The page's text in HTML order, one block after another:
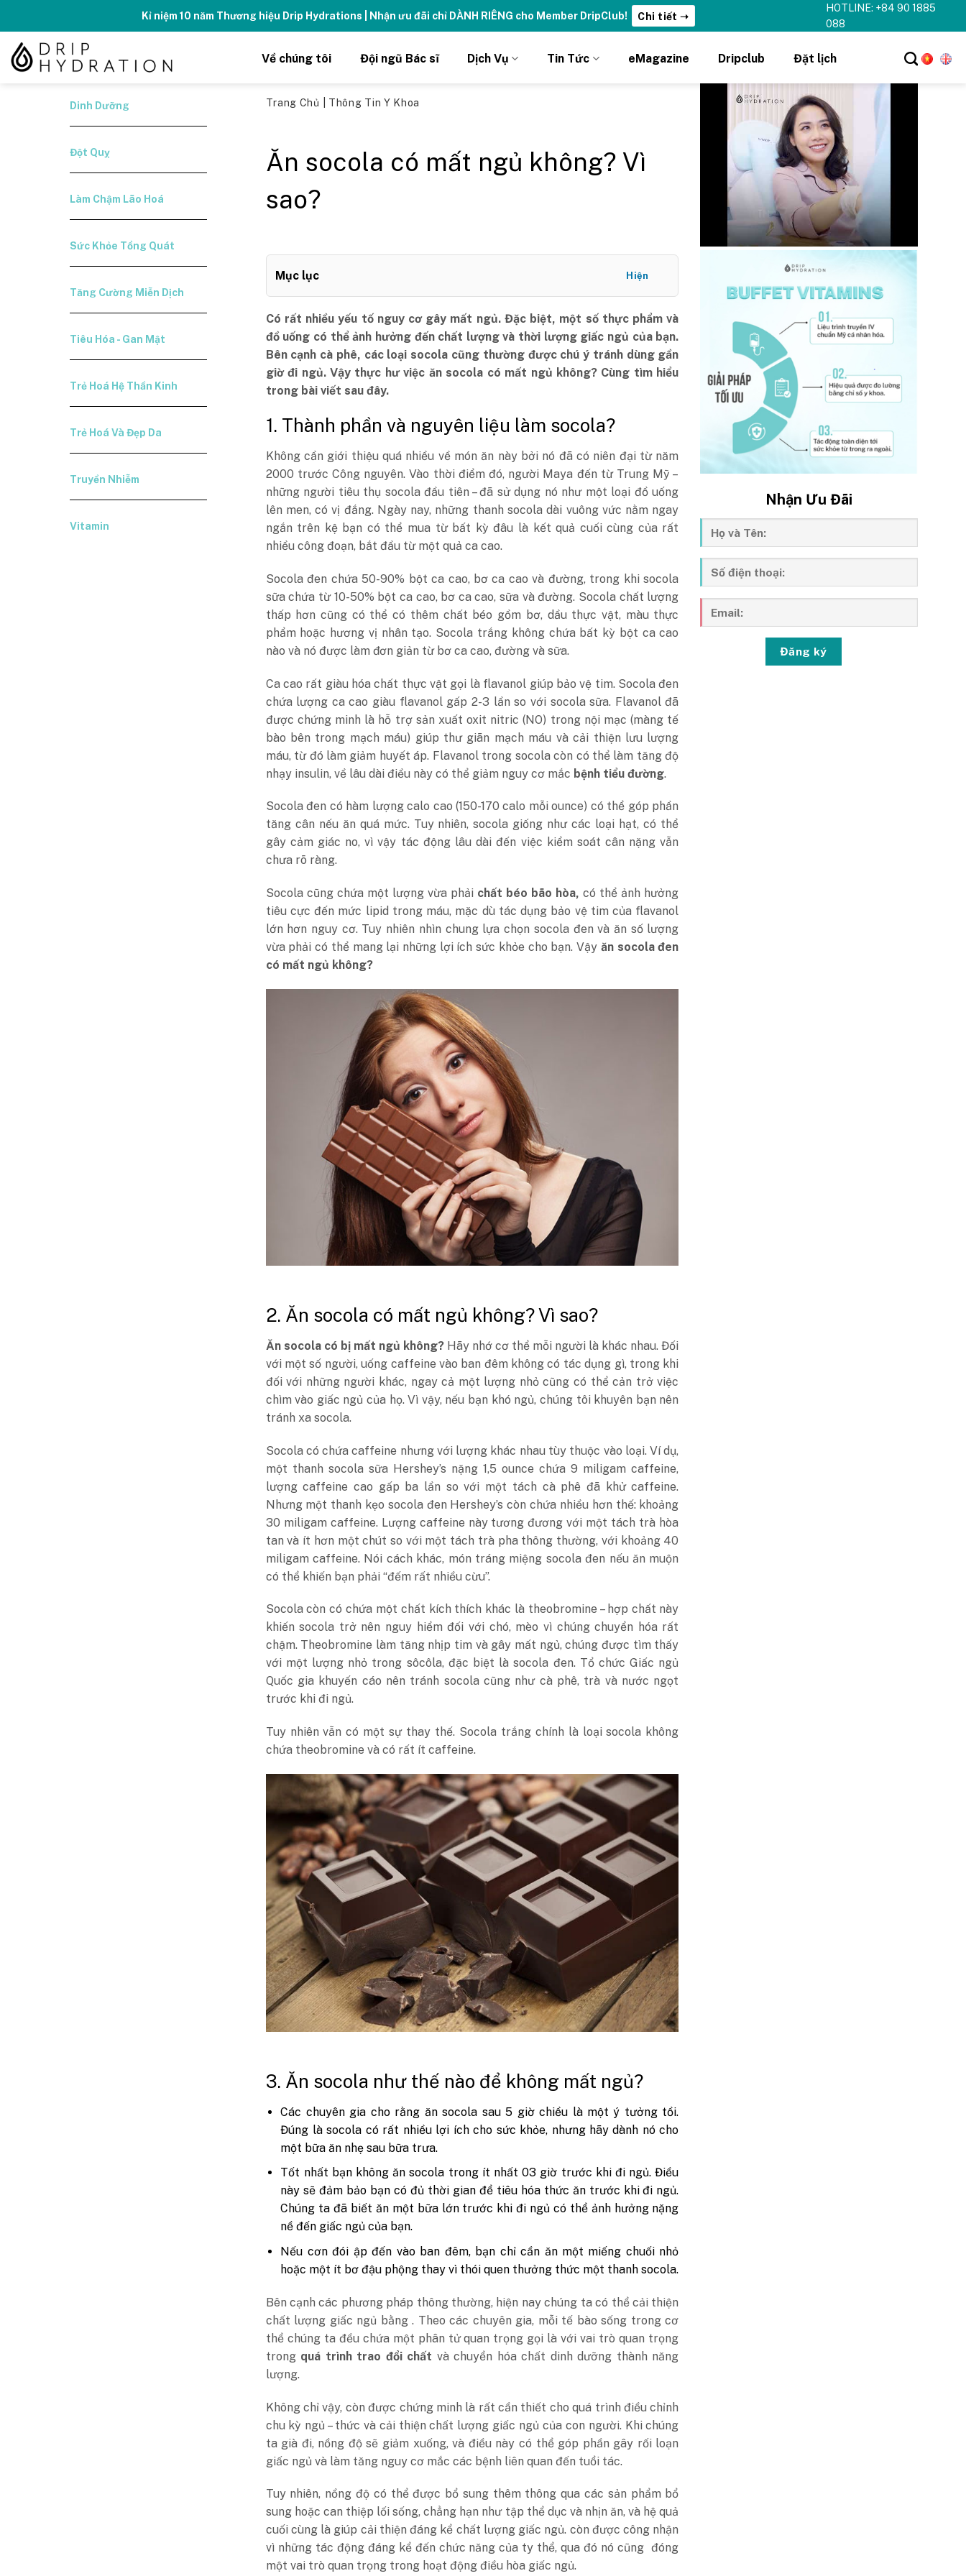
content
Kỉ niệm 10 năm Thương hiệu Drip Hydrations | Nhận ưu đãi chỉ DÀNH RIÊNG cho Member DripClub! Chi tiết ➝
HOTLINE: +84 90 1885
088
Về chúng tôi Đội ngũ Bác sĩ Dịch Vụ Tin Tức eMagazine Dripclub Đặt lịch
Dinh Dưỡng
Đột Quỵ
Làm Chậm Lão Hoá
Sức Khỏe Tổng Quát
Tăng Cường Miễn Dịch
Tiêu Hóa - Gan Mật
Trẻ Hoá Hệ Thần Kinh
Trẻ Hoá Và Đẹp Da
Truyền Nhiễm
Vitamin
Trang Chủ Thông Tin Y Khoa
Ăn socola có mất ngủ không? Vì
sao?
Mục lục Hiện
Có rất nhiều yếu tố nguy cơ gây mất ngủ. Đặc biệt, một số thực phẩm và
đồ uống có thể ảnh hưởng đến chất lượng và thời lượng giấc ngủ của bạn.
Bên cạnh cà phê, các loại socola cũng thường được chú ý tránh dùng gần
giờ đi ngủ. Vậy thực hư việc ăn socola có mất ngủ không? Cùng tìm hiểu
trong bài viết sau đây.
1. Thành phần và nguyên liệu làm socola?
Không cần giới thiệu quá nhiều về món ăn này bởi nó đã có niên đại từ năm
2000 trước Công nguyên. Vào thời điểm đó, người Maya đến từ Trung Mỹ –
những người tiêu thụ socola đầu tiên – đã sử dụng nó như một loại đồ uống
lên men, có vị đắng. Ngày nay, những thanh socola dài vuông vức nằm ngay
ngắn trên kệ bạn có thể mua từ bất kỳ đâu là kết quả cuối cùng của rất
nhiều công đoạn, bắt đầu từ một quả ca cao.
Socola đen chứa 50-90% bột ca cao, bơ ca cao và đường, trong khi socola
sữa chứa từ 10-50% bột ca cao, bơ ca cao, sữa và đường. Socola chất lượng
thấp hơn cũng có thể có thêm chất béo gồm bơ, dầu thực vật, màu thực
phẩm hoặc hương vị nhân tạo. Socola trắng không chứa bất kỳ bột ca cao
nào và nó được làm đơn giản từ bơ ca cao, đường và sữa.
Ca cao rất giàu hóa chất thực vật gọi là flavanol giúp bảo vệ tim. Socola đen
chứa lượng ca cao giàu flavanol gấp 2-3 lần so với socola sữa. Flavanol đã
được chứng minh là hỗ trợ sản xuất oxit nitric (NO) trong nội mạc (màng tế
bào bên trong mạch máu) giúp thư giãn mạch máu và cải thiện lưu lượng
máu, từ đó làm giảm huyết áp. Flavanol trong socola còn có thể làm tăng độ
nhạy insulin, về lâu dài điều này có thể giảm nguy cơ mắc bệnh tiểu đường.
Socola đen có hàm lượng calo cao (150-170 calo mỗi ounce) có thể góp phần
tăng cân nếu ăn quá mức. Tuy nhiên, socola giống như các loại hạt, có thể
gây cảm giác no, vì vậy tác động lâu dài đến việc kiểm soát cân nặng vẫn
chưa rõ ràng.
Socola cũng chứa một lượng vừa phải chất béo bão hòa, có thể ảnh hưởng
tiêu cực đến mức lipid trong máu, mặc dù tác dụng bảo vệ tim của flavanol
lớn hơn nguy cơ. Tuy nhiên nhìn chung lựa chọn socola đen và ăn số lượng
vừa phải có thể mang lại những lợi ích sức khỏe cho bạn. Vậy ăn socola đen
có mất ngủ không?
2. Ăn socola có mất ngủ không? Vì sao?
Ăn socola có bị mất ngủ không? Hãy nhớ cơ thể mỗi người là khác nhau. Đối
với một số người, uống caffeine vào ban đêm không có tác dụng gì, trong khi
đối với những người khác, ngay cả một lượng nhỏ cũng có thể cản trở việc
chìm vào giấc ngủ của họ. Vì vậy, nếu bạn khó ngủ, chúng tôi khuyên bạn nên
tránh xa socola.
Socola có chứa caffeine nhưng với lượng khác nhau tùy thuộc vào loại. Ví dụ,
một thanh socola sữa Hershey’s nặng 1,5 ounce chứa 9 miligam caffeine,
lượng caffeine cao gấp ba lần so với một tách cà phê đã khử caffeine.
Nhưng một thanh kẹo socola đen Hershey’s còn chứa nhiều hơn thế: khoảng
30 miligam caffeine. Lượng caffeine này tương đương với một tách trà hòa
tan và ít hơn một chút so với một tách trà pha thông thường, với khoảng 40
miligam caffeine. Nói cách khác, món tráng miệng socola đen nếu ăn muộn
có thể khiến bạn phải “đếm rất nhiều cừu”.
Socola còn có chứa một chất kích thích khác là theobromine – hợp chất này
khiến socola trở nên nguy hiểm đối với chó, mèo vì chúng chuyển hóa rất
chậm. Theobromine làm tăng nhịp tim và gây mất ngủ, chúng được tìm thấy
với một lượng nhỏ trong sôcôla, đặc biệt là socola đen. Tổ chức Giấc ngủ
Quốc gia khuyến cáo nên tránh socola cũng như cà phê, trà và nước ngọt
trước khi đi ngủ.
Tuy nhiên vẫn có một sự thay thế. Socola trắng chính là loại socola không
chứa theobromine và có rất ít caffeine.
3. Ăn socola như thế nào để không mất ngủ?
Các chuyên gia cho rằng ăn socola sau 5 giờ chiều là một ý tưởng tồi.
Đúng là socola có rất nhiều lợi ích cho sức khỏe, nhưng hãy dành nó cho
một bữa ăn nhẹ sau bữa trưa.
Tốt nhất bạn không ăn socola trong ít nhất 03 giờ trước khi đi ngủ. Điều
này sẽ đảm bảo bạn có đủ thời gian để tiêu hóa thức ăn trước khi đi ngủ.
Chúng ta đã biết ăn một bữa lớn trước khi đi ngủ có thể ảnh hưởng nặng
nề đến giấc ngủ của bạn.
Nếu cơn đói ập đến vào ban đêm, bạn chỉ cần ăn một miếng chuối nhỏ
hoặc một ít bơ đậu phộng thay vì thói quen thưởng thức một thanh socola.
Bên cạnh các phương pháp thông thường, hiện nay chúng ta có thể cải thiện
chất lượng giấc ngủ bằng . Theo các chuyên gia, mỗi tế bào sống trong cơ
thể chúng ta đều chứa một phân tử quan trọng gọi là với vai trò quan trọng
trong quá trình trao đổi chất và chuyển hóa chất dinh dưỡng thành năng
lượng.
Không chỉ vậy, còn được chứng minh là rất cần thiết cho quá trình điều chỉnh
chu kỳ ngủ – thức và cải thiện chất lượng giấc ngủ của con người. Khi chúng
ta già đi, nồng độ sẽ giảm xuống, và điều này có thể góp phần gây rối loạn
giấc ngủ và làm tăng nguy cơ mắc các bệnh liên quan đến tuổi tác.
Tuy nhiên, nồng độ có thể được bổ sung thêm thông qua các sản phẩm bổ
sung hoặc can thiệp lối sống, chẳng hạn như tập thể dục và nhịn ăn, và hệ quả
cuối cùng là giúp cải thiện đáng kể chất lượng giấc ngủ. còn được công nhận
vì những tác động đáng kể đến chức năng của ty thể, qua đó nó cũng đóng
một vai trò quan trọng trong hoạt động điều hòa giấc ngủ.
Nhận Ưu Đãi
Đăng ký